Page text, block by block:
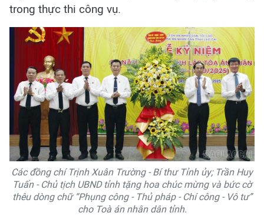
trong thực thi công vụ.
Các đồng chí Trịnh Xuân Trường - Bí thư Tỉnh ủy; Trần Huy
Tuấn - Chủ tịch UBND tỉnh tặng hoa chúc mừng và bức cờ
thêu dòng chữ “Phụng công - Thủ pháp - Chí công - Vô tư”
cho Toà án nhân dân tỉnh.